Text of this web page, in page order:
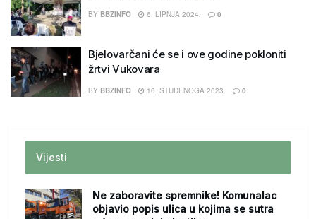
BY BBZINFO 6. LIPNJA 2024. 0
Bjelovarčani će se i ove godine pokloniti
žrtvi Vukovara
BY BBZINFO 16. STUDENOGA 2023. 0
Vijesti
Ne zaboravite spremnike! Komunalac
objavio popis ulica u kojima se sutra